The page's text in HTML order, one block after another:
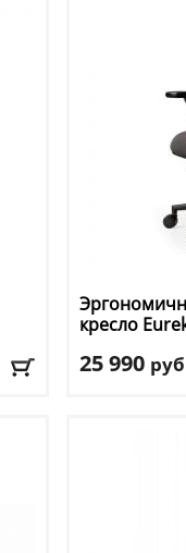
кресло
25 990